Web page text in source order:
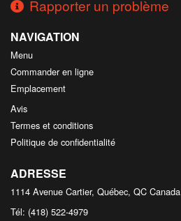
Rapporter un problème
NAVIGATION
Menu
Commander en ligne
Emplacement
Avis
Termes et conditions
Politique de confidentialité
ADRESSE
1114 Avenue Cartier, Québec, QC Canada
Tél: (418) 522-4979